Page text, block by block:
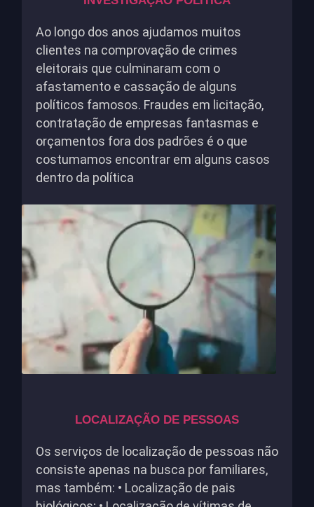
Ao longo dos anos ajudamos muitos
clientes na comprovação de crimes
eleitorais que culminaram com o
afastamento e cassação de alguns
políticos famosos. Fraudes em licitação,
contratação de empresas fantasmas e
orçamentos fora dos padrões é o que
costumamos encontrar em alguns casos
dentro da política
LOCALIZAÇÃO DE PESSOAS
Os serviços de localização de pessoas não
consiste apenas na busca por familiares,
mas também: • Localização de pais